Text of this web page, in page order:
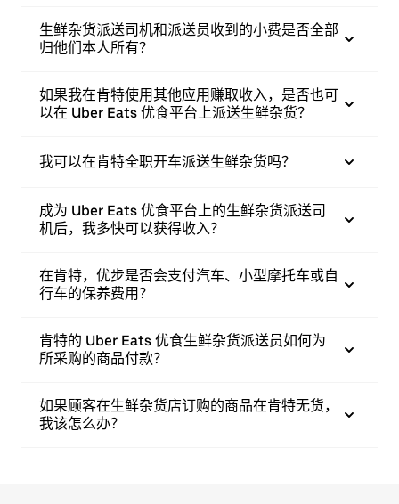
生鲜杂货派送司机和派送员收到的小费是否全部
归他们本人所有？
如果我在肯特使用其他应用赚取收入，是否也可
以在 Uber Eats 优食平台上派送生鲜杂货？
我可以在肯特全职开车派送生鲜杂货吗？
成为 Uber Eats 优食平台上的生鲜杂货派送司
机后，我多快可以获得收入？
在肯特，优步是否会支付汽车、小型摩托车或自
行车的保养费用？
肯特的 Uber Eats 优食生鲜杂货派送员如何为
所采购的商品付款？
如果顾客在生鲜杂货店订购的商品在肯特无货，
我该怎么办？